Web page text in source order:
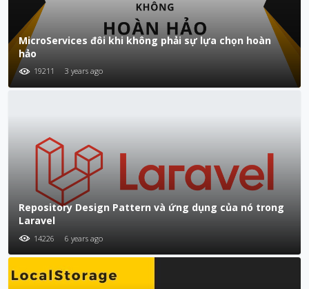
MicroServices đôi khi không phải sự lựa chọn hoàn
hảo
19211 3 years ago
Repository Design Pattern và ứng dụng của nó trong
Laravel
14226 6 years ago